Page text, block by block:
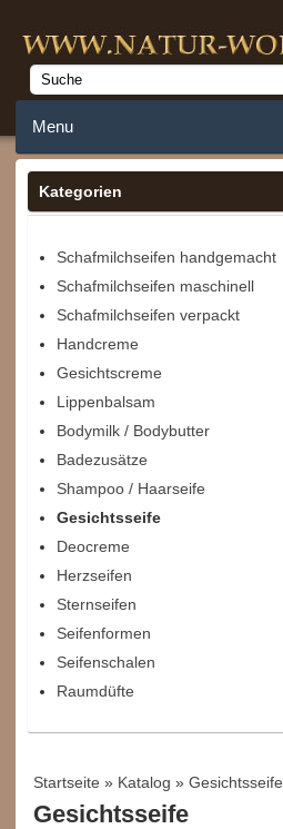
Menu
Home
Merkzettel
Warenkorb
Kategorien
Schafmilchseifen handgemacht
Schafmilchseifen maschinell
Schafmilchseifen verpackt
Handcreme
Gesichtscreme
Lippenbalsam
Bodymilk / Bodybutter
Badezusätze
Shampoo / Haarseife
Gesichtsseife
Deocreme
Herzseifen
Sternseifen
Seifenformen
Seifenschalen
Raumdüfte
Startseite » Katalog »Gesichtsseife
Gesichtsseife